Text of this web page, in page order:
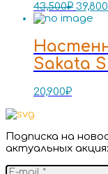
43,500₽ 39,800
Sakata
20,900₽
Подписка на
актуальных